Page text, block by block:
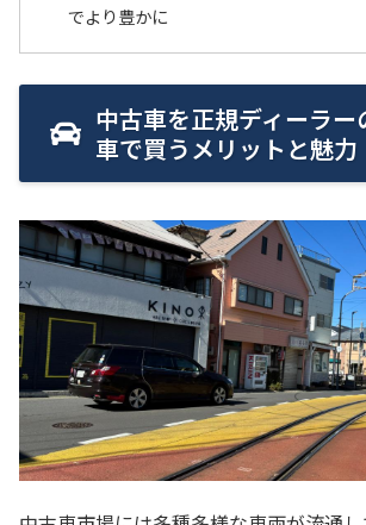
でより豊かに
中古車を正規ディーラー
車で買うメリットと魅力